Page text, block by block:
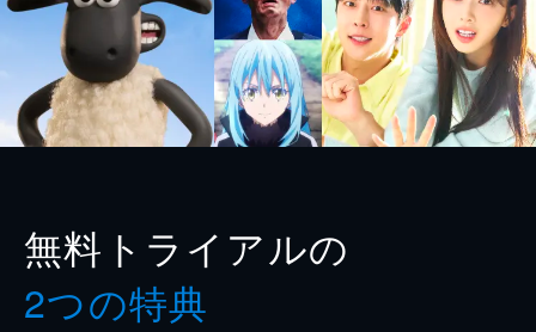
無料トライアルの
2つの特典